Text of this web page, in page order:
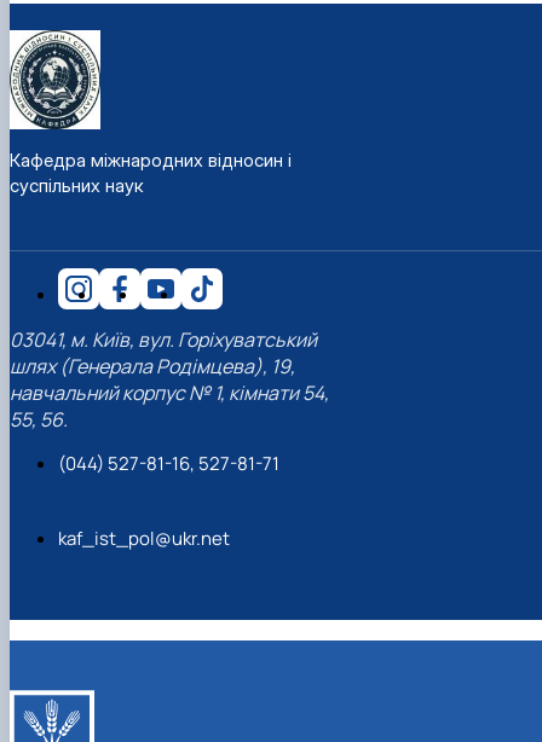
Кафедра міжнародних відносин і
суспільних наук
03041, м. Київ, вул. Горіхуватський
шлях (Генерала Родімцева), 19,
навчальний корпус № 1, кімнати 54,
55, 56.
(044) 527-81-16, 527-81-71
kaf_ist_pol@ukr.net